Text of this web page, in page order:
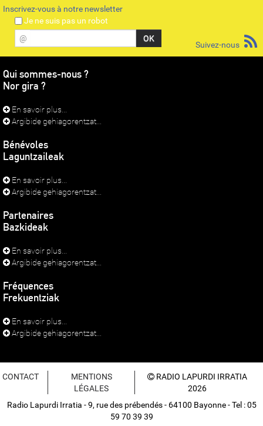
Inscrivez-vous à notre newsletter
Je ne suis pas un robot
@
Suivez-nous
Qui sommes-nous ?
Nor gira ?
En savoir plus...
Argibide gehiagorentzat...
Bénévoles
Laguntzaileak
En savoir plus...
Argibide gehiagorentzat...
Partenaires
Bazkideak
En savoir plus...
Argibide gehiagorentzat...
Fréquences
Frekuentziak
En savoir plus...
Argibide gehiagorentzat...
CONTACT
MENTIONS
LÉGALES
RADIO LAPURDI IRRATIA
2026
Radio Lapurdi Irratia - 9, rue des prébendés - 64100 Bayonne - Tel : 05
59 70 39 39